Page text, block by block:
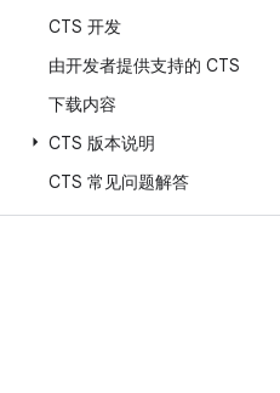
CTS 开发
由开发者提供支持的 CTS
下载内容
CTS 版本说明
CTS 常见问题解答